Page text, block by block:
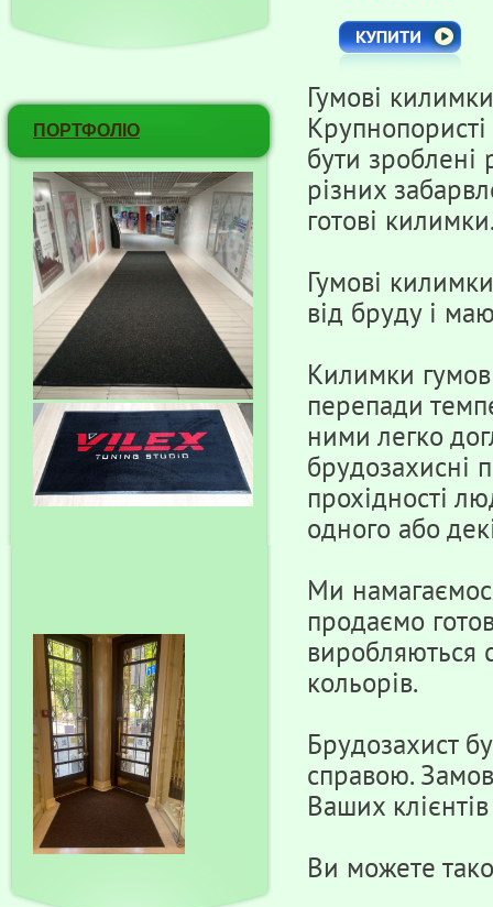
ПОРТФОЛІО
Гумові
бути зроблені
різних
готові
Гумові
від бруду і
Килимки
перепади
ними легко
брудозахисні
прохідності
одного або
Ми
продаємо
виробляються
кольорів.
Брудозахист
справою.
Ваших
Ви можете